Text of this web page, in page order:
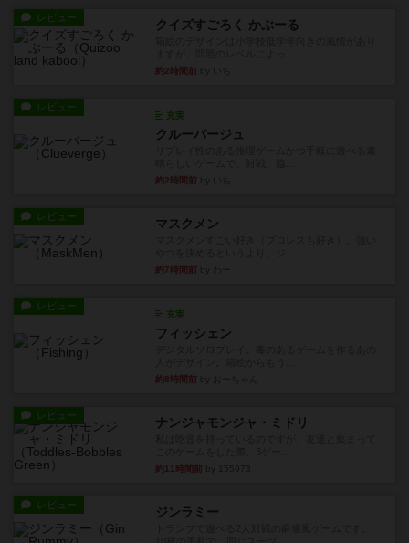
レビュー クイズすごろく かぶーる
約2時間前
レビュー
充実
クルーバージュ
約2時間前
レビュー マスクメン
約7時間前
レビュー
充実
フィッシェン
約8時間前
レビュー ナンジャモンジャ・ミドリ
約11時間前
レビュー ジンラミー